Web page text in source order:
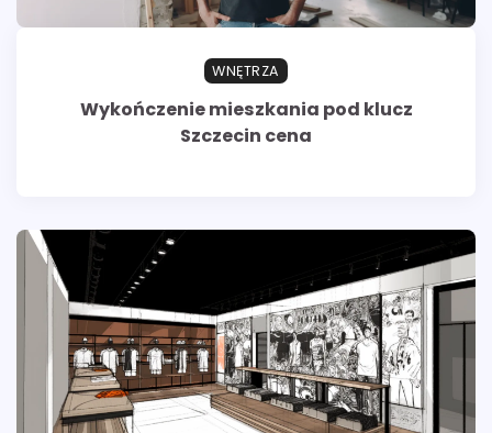
WNĘTRZA
Wykończenie mieszkania pod klucz
Szczecin cena